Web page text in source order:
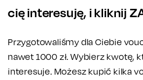
cię interesuję, i kliknij
Przygotowaliśmy dla Ciebie
nawet 1000 zł. Wybierz kwotę,
interesuje. Możesz kupić kilka